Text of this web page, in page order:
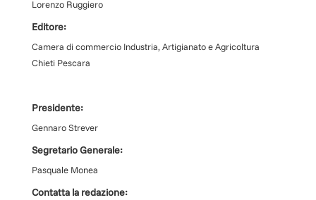
Lorenzo Ruggiero
Editore:
Camera di commercio Industria, Artigianato e Agricoltura
Chieti Pescara
Presidente:
Gennaro Strever
Segretario Generale:
Pasquale Monea
Contatta la redazione: